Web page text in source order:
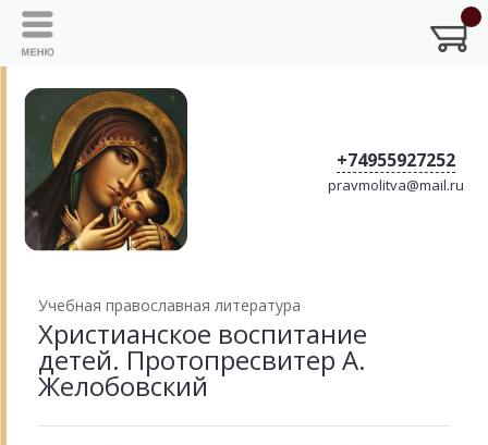
+74955927252
pravmolitva@mail.ru
Учебная православная литература
Христианское воспитание
детей. Протопресвитер А.
Желобовский